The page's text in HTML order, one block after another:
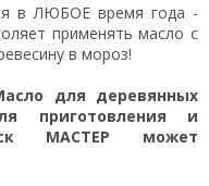
в ЛЮБОЕ время года -
применять масло с
в мороз!
для деревянных
приготовления и
МАСТЕР может